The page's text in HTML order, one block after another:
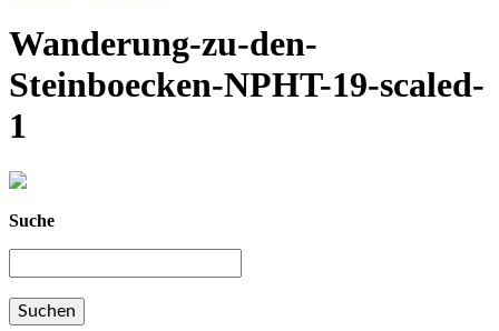
Wanderung-zu-den-
Steinboecken-NPHT-19-scaled-
1
Suche